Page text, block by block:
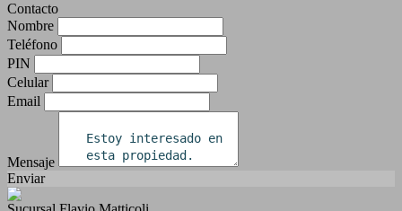
Contacto
Nombre
Teléfono
PIN
Celular
Email
Mensaje
Enviar